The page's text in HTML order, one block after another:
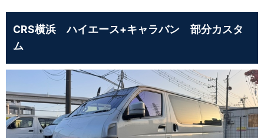
CRS横浜 ハイエース+キャラバン 部分カスタ
ム